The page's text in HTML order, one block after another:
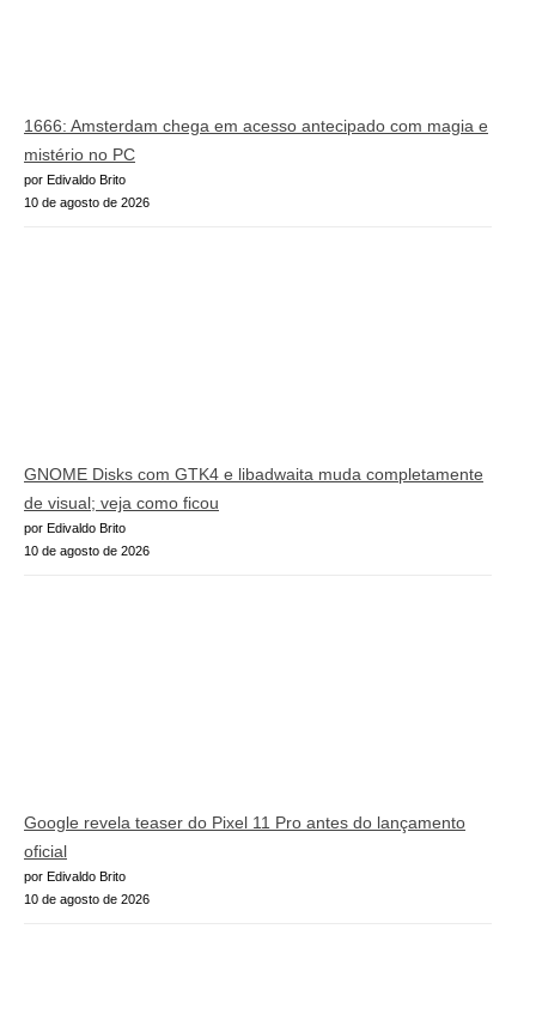
1666: Amsterdam chega em acesso antecipado com magia e
mistério no PC
por Edivaldo Brito
10 de agosto de 2026
GNOME Disks com GTK4 e libadwaita muda completamente
de visual; veja como ficou
por Edivaldo Brito
10 de agosto de 2026
Google revela teaser do Pixel 11 Pro antes do lançamento
oficial
por Edivaldo Brito
10 de agosto de 2026